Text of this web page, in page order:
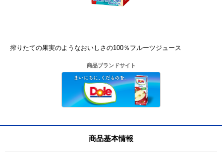
搾りたての果実のようなおいしさの100％フルーツジュース
商品ブランドサイト
商品基本情報